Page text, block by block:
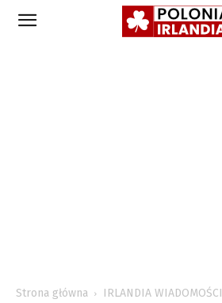
Strona główna IRLANDIA WIADOMOŚCI